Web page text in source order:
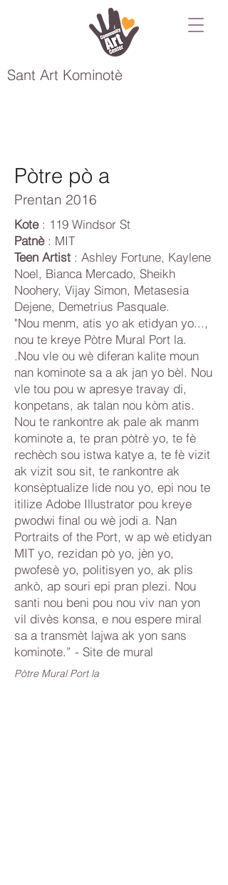
Sant Art Kominotè
Pòtre pò a
Prentan 2016
Kote: 119 Windsor St
Patnè: MIT
Teen Artist : Ashley Fortune, Kaylene
Noel, Bianca Mercado, Sheikh
Noohery, Vijay Simon, Metasesia
Dejene, Demetrius Pasquale.
"Nou menm, atis yo ak etidyan yo...,
nou te kreye Pòtre Mural Port la.
.Nou vle ou wè diferan kalite moun
nan kominote sa a ak jan yo bèl. Nou
vle tou pou w apresye travay di,
konpetans, ak talan nou kòm atis.
Nou te rankontre ak pale ak manm
kominote a, te pran pòtrè yo, te fè
rechèch sou istwa katye a, te fè vizit
ak vizit sou sit, te rankontre ak
konsèptualize lide nou yo, epi nou te
itilize Adobe Illustrator pou kreye
pwodwi final ou wè jodi a. Nan
Portraits of the Port, w ap wè etidyan
MIT yo, rezidan pò yo, jèn yo,
pwofesè yo, politisyen yo, ak plis
ankò, ap souri epi pran plezi. Nou
santi nou beni pou nou viv nan yon
vil divès konsa, e nou espere miral
sa a transmèt lajwa ak yon sans
kominote.” - Site de mural
Pòtre Mural Port la